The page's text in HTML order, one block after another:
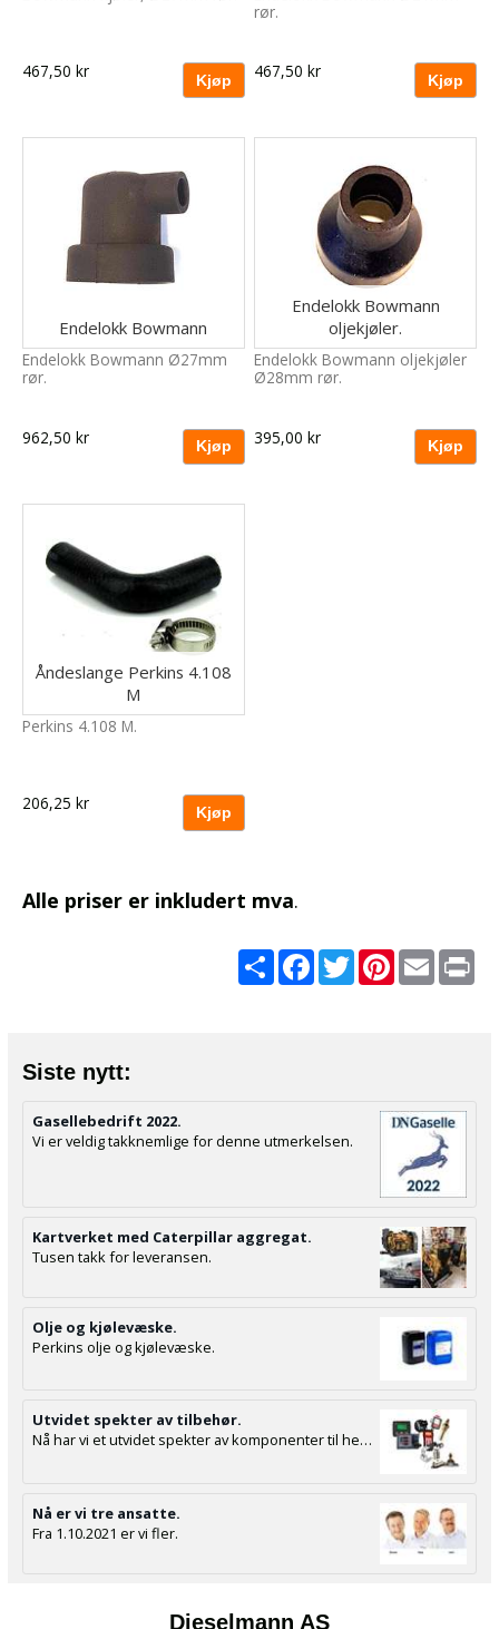
467,50 kr
rør.
467,50 kr
Endelokk Bowmann
Endelokk Bowmann Ø27mm
rør.
962,50 kr
Endelokk Bowmann
oljekjøler.
Endelokk Bowmann oljekjøler
Ø28mm rør.
395,00 kr
Åndeslange Perkins 4.108
M
Perkins 4.108 M.
206,25 kr
Alle priser er inkludert mva.
ShareFacebook
TwitterPinterest
Email
Siste nytt:
Gasellebedrift 2022.
Vi er veldig takknemlige for denne utmerkelsen.
Kartverket med Caterpillar aggregat.
Tusen takk for leveransen.
Olje og kjølevæske.
Perkins olje og kjølevæske.
Utvidet spekter av tilbehør.
Nå har vi et utvidet spekter av komponenter til hele installasjonen.
Nå er vi tre ansatte.
Fra 1.10.2021 er vi fler.
Dieselmann AS